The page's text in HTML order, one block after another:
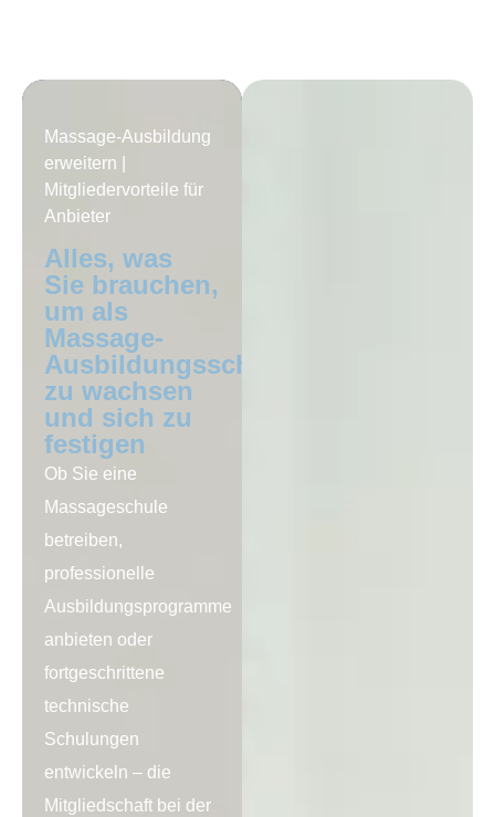
Massage-Ausbildung
erweitern |
Mitgliedervorteile für
Anbieter
Alles, was
Sie brauchen,
um als
Massage-
Ausbildungsschule
zu wachsen
und sich zu
festigen
Ob Sie eine
Massageschule
betreiben,
professionelle
Ausbildungsprogramme
anbieten oder
fortgeschrittene
technische
Schulungen
entwickeln – die
Mitgliedschaft bei der